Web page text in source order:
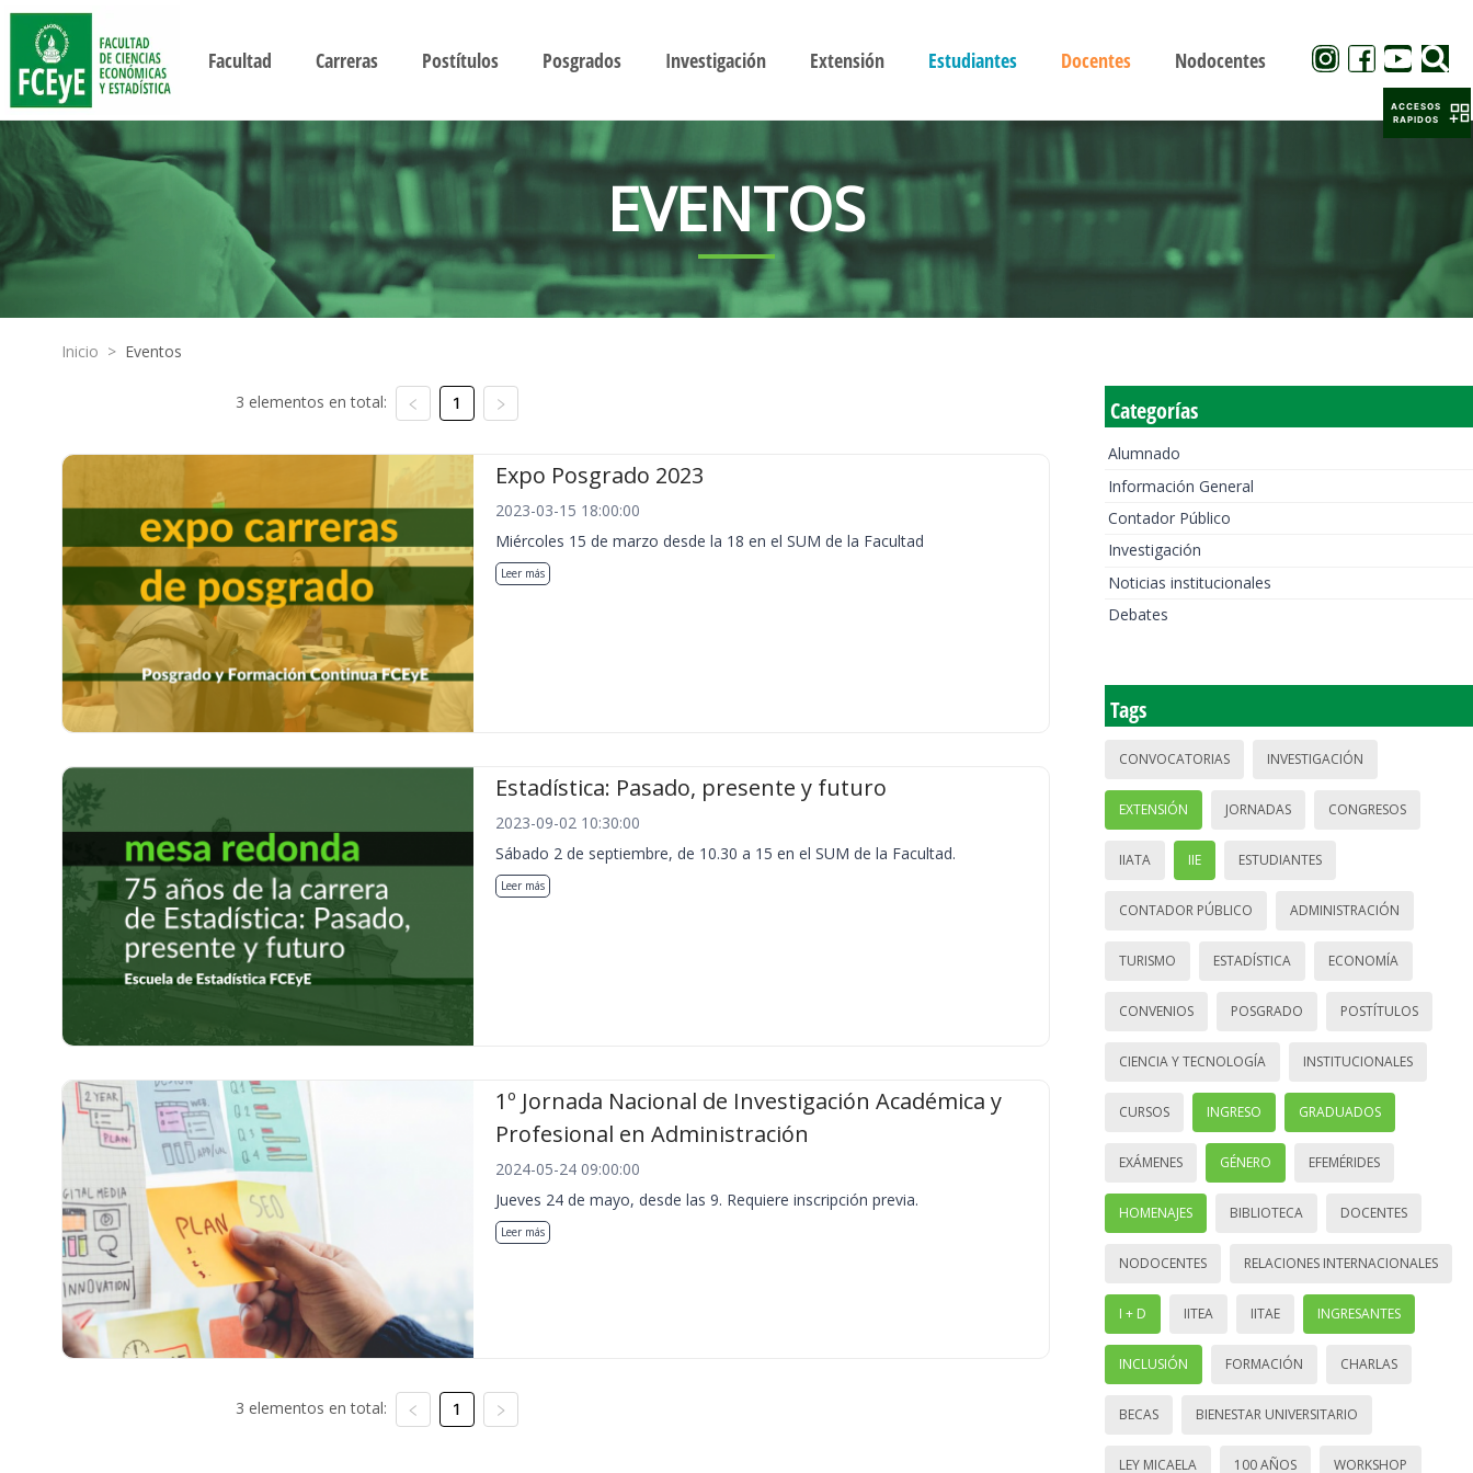
Facultad Carreras Postítulos Posgrados Investigación Extensión Estudiantes Docentes Nodocentes
EVENTOS
Inicio > Eventos
3 elementos en total: 1
Expo Posgrado 2023
2023-03-15 18:00:00
Miércoles 15 de marzo desde la 18 en el SUM de la Facultad
Leer más
Estadística: Pasado, presente y futuro
2023-09-02 10:30:00
Sábado 2 de septiembre, de 10.30 a 15 en el SUM de la Facultad.
Leer más
1º Jornada Nacional de Investigación Académica y
Profesional en Administración
2024-05-24 09:00:00
Jueves 24 de mayo, desde las 9. Requiere inscripción previa.
Leer más
3 elementos en total: 1
Categorías
Alumnado
Información General
Contador Público
Investigación
Noticias institucionales
Debates
Tags
CONVOCATORIAS INVESTIGACIÓN
EXTENSIÓN JORNADAS CONGRESOS
IIATA IIE ESTUDIANTES
CONTADOR PÚBLICO ADMINISTRACIÓN
TURISMO ESTADÍSTICA ECONOMÍA
CONVENIOS POSGRADO POSTÍTULOS
CIENCIA Y TECNOLOGÍA INSTITUCIONALES
CURSOS INGRESO GRADUADOS
EXÁMENES GÉNERO EFEMÉRIDES
HOMENAJES BIBLIOTECA DOCENTES
NODOCENTES RELACIONES INTERNACIONALES
I + D IITEA IITAE INGRESANTES
INCLUSIÓN FORMACIÓN CHARLAS
BECAS BIENESTAR UNIVERSITARIO
LEY MICAELA 100 AÑOS WORKSHOP
ACCESOS
RAPIDOS